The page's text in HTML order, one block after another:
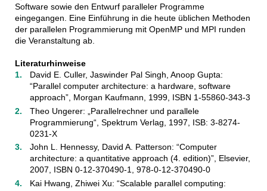
Software sowie den Entwurf paralleler Programme
eingegangen. Eine Einführung in die heute üblichen Methoden
der parallelen Programmierung mit OpenMP und MPI runden
die Veranstaltung ab.
Literaturhinweise
David E. Culler, Jaswinder Pal Singh, Anoop Gupta:
“Parallel computer architecture: a hardware, software
approach”, Morgan Kaufmann, 1999, ISBN 1-55860-343-3
Theo Ungerer: „Parallelrechner und parallele
Programmierung“, Spektrum Verlag, 1997, ISB: 3-8274-
0231-X
John L. Hennessy, David A. Patterson: “Computer
architecture: a quantitative approach (4. edition)”, Elsevier,
2007, ISBN 0-12-370490-1, 978-0-12-370490-0
Kai Hwang, Zhiwei Xu: “Scalable parallel computing: